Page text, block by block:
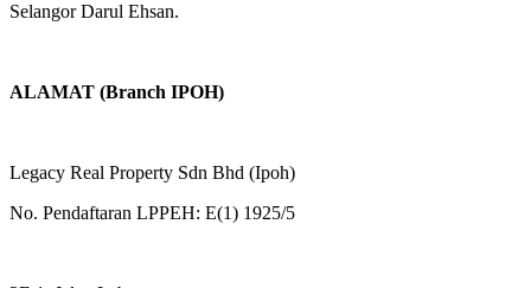
Selangor Darul Ehsan.
ALAMAT (Branch IPOH)
Legacy Real Property Sdn Bhd (Ipoh)
No. Pendaftaran LPPEH: E(1) 1925/5